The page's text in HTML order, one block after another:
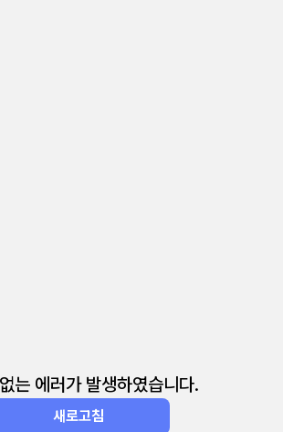
는 에러가 발생하였습니다.
새로고침